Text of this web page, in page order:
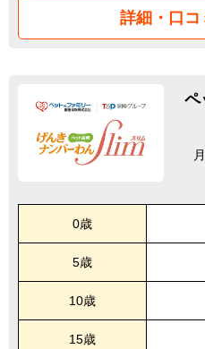
詳細・口コ
ペ
0歳
5歳
10歳
15歳